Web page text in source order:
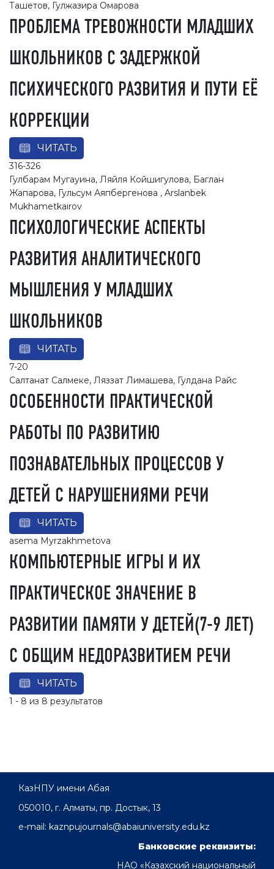
Ташетов, Гулжазира Омарова
ПРОБЛЕМА ТРЕВОЖНОСТИ МЛАДШИХ
ШКОЛЬНИКОВ С ЗАДЕРЖКОЙ
ПСИХИЧЕСКОГО РАЗВИТИЯ И ПУТИ ЕЁ
КОРРЕКЦИИ
ЧИТАТЬ
316-326
Гулбарам Мугауина, Ляйля Койшигулова, Баглан
Жапарова, Гульсум Аяпбергенова , Arslanbek
Mukhametkairov
ПСИХОЛОГИЧЕСКИЕ АСПЕКТЫ
РАЗВИТИЯ АНАЛИТИЧЕСКОГО
МЫШЛЕНИЯ У МЛАДШИХ
ШКОЛЬНИКОВ
ЧИТАТЬ
7-20
Салтанат Салмеке, Ляззат Лимашева, Гулдана Райс
ОСОБЕННОСТИ ПРАКТИЧЕСКОЙ
РАБОТЫ ПО РАЗВИТИЮ
ПОЗНАВАТЕЛЬНЫХ ПРОЦЕССОВ У
ДЕТЕЙ С НАРУШЕНИЯМИ РЕЧИ
ЧИТАТЬ
asema Myrzakhmetova
КОМПЬЮТЕРНЫЕ ИГРЫ И ИХ
ПРАКТИЧЕСКОЕ ЗНАЧЕНИЕ В
РАЗВИТИИ ПАМЯТИ У ДЕТЕЙ(7-9 ЛЕТ)
С ОБЩИМ НЕДОРАЗВИТИЕМ РЕЧИ
ЧИТАТЬ
1 - 8 из 8 результатов
КазНПУ имени Абая
050010, г. Алматы, пр. Достык, 13
e-mail: kaznpujournals@abaiuniversity.edu.kz
Банковские реквизиты:
НАО «Казахский национальный